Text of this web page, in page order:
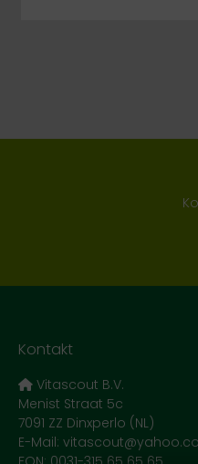
Kontakt
Vitascout B.V.
Menist Straat 5c
7091 ZZ Dinxperlo (NL)
E-Mail: